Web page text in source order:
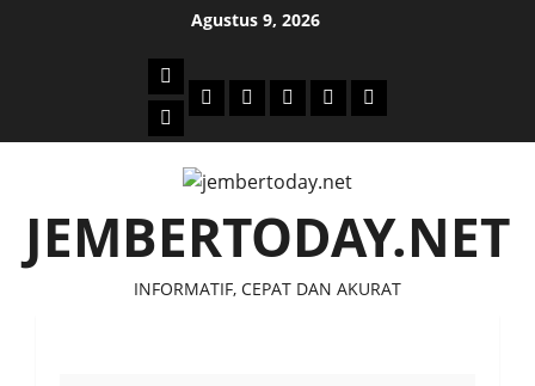
Agustus 9, 2026
Beranda
News
PolitikOtomotifEkonomiSosialtentang
JEMBERTODAY.NET
INFORMATIF, CEPAT DAN AKURAT